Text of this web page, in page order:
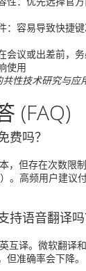
：容易导致快捷
会议或出差前，
使用
性技术研究与应
(FAQ)
费吗？
，但存在次数限
。高频用户建议
持语音翻译吗
互译。微软翻译
但准确率会下降。